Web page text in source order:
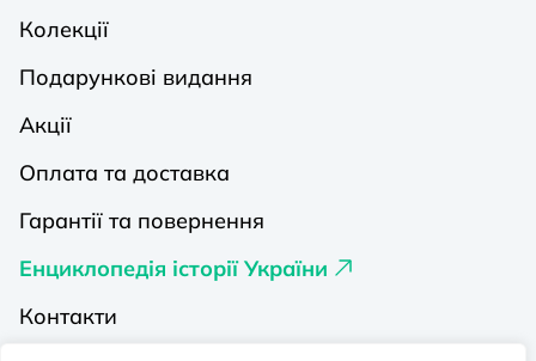
Колекції
Подарункові видання
Акції
Оплата та доставка
Гарантії та повернення
Енциклопедія історії України
Контакти